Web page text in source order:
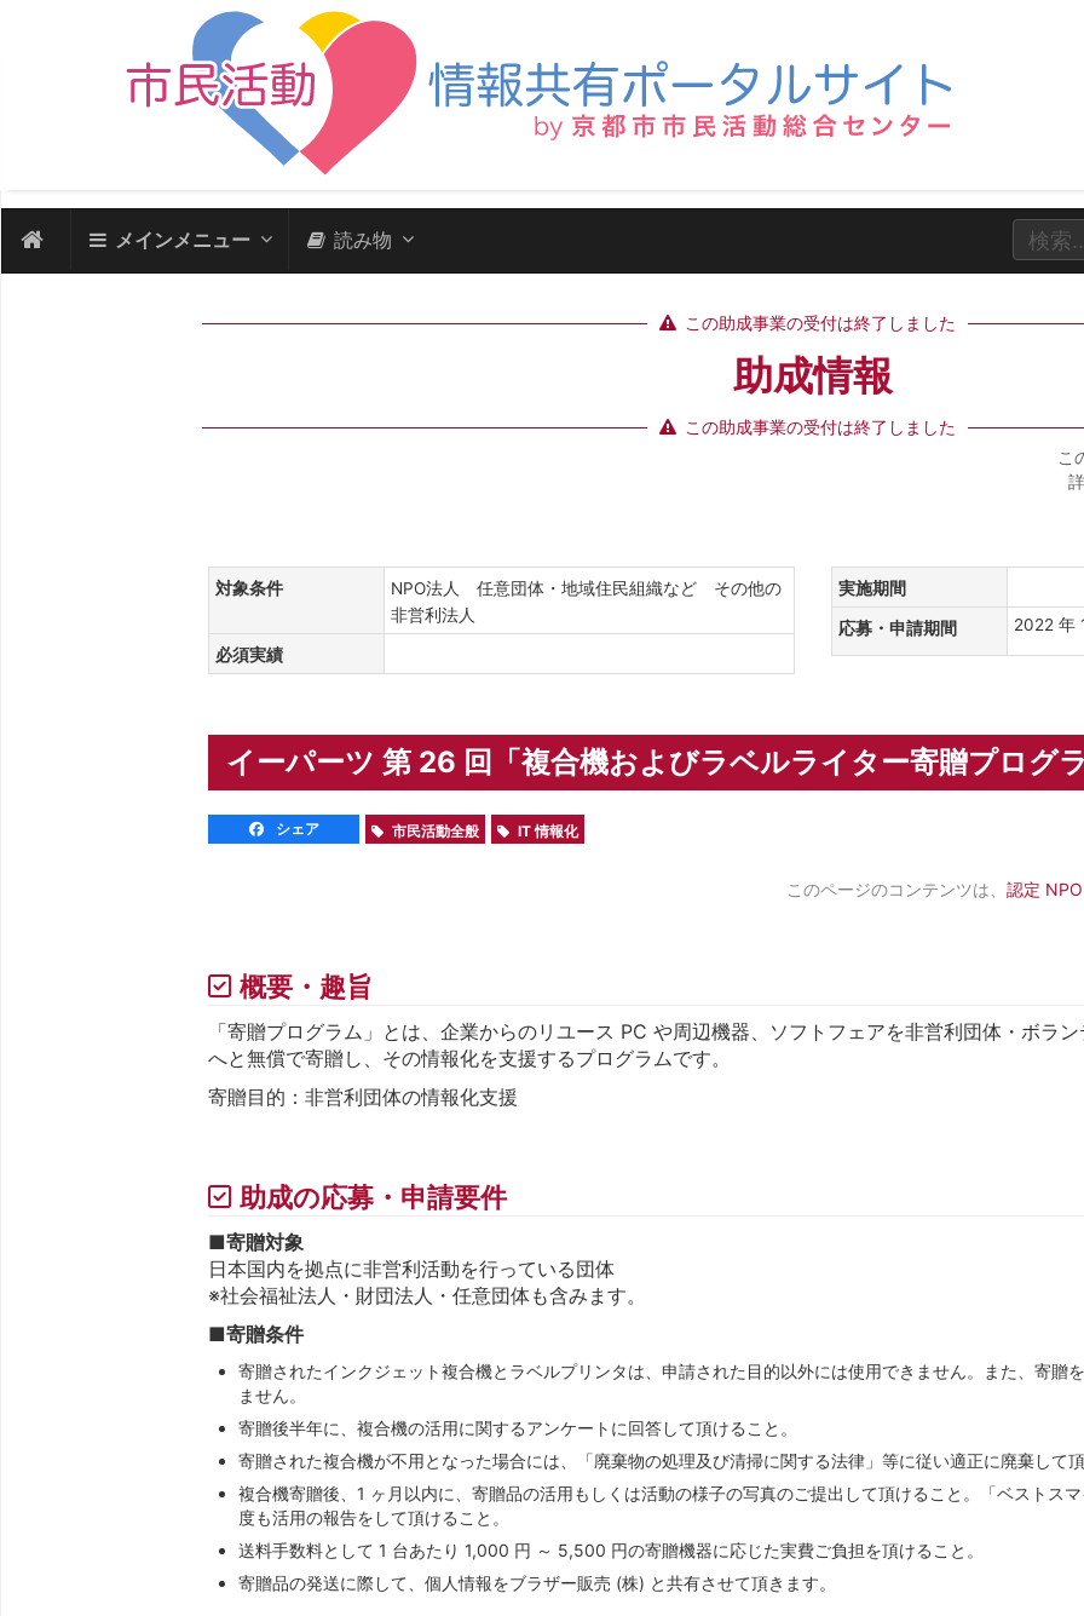
メインメニュー 読み物
この助成事業の受付は終了しました
助成情報
この助成事業の受付は終了しました
こ
対象条件
NPO法人 任意団体・地域住民組織など その他の
非営利法人
必須実績
実施期間
応募・申請期間 2022 年
イーパーツ 第 26 回「複合機およびラベルライター寄贈プログ
シェア 市民活動全般 IT 情報化
このページのコンテンツは、 認定
概要・趣旨
「寄贈プログラム」とは、企業からのリユース PC や周辺機器、ソフトフェアを非営利団体・ボラ
へと無償で寄贈し、その情報化を支援するプログラムです。
寄贈目的：非営利団体の情報化支援
助成の応募・申請要件
■寄贈対象
日本国内を拠点に非営利活動を行っている団体
※社会福祉法人・財団法人・任意団体も含みます。
■寄贈条件
寄贈されたインクジェット複合機とラベルプリンタは、申請された目的以外には使用できません。また、寄贈
ません。
寄贈後半年に、複合機の活用に関するアンケートに回答して頂けること。
寄贈された複合機が不用となった場合には、「廃棄物の処理及び清掃に関する法律」等に従い適正に廃棄して
複合機寄贈後、1 ヶ月以内に、寄贈品の活用もしくは活動の様子の写真のご提出して頂けること。「ベストス
度も活用の報告をして頂けること。
送料手数料として 1 台あたり 1,000 円 ～ 5,500 円の寄贈機器に応じた実費ご負担を頂けること。
寄贈品の発送に際して、個人情報をブラザー販売 (株) と共有させて頂きます。